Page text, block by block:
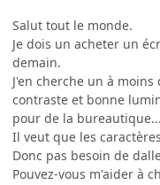
Salut tout le monde.
Je dois un acheter un
demain.
J'en cherche un à
contraste et bonne
pour de la bureautique...
Il veut que les
Donc pas besoin de
Pouvez-vous m'aider à